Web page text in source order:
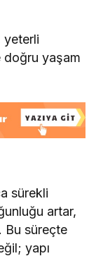
yeterli
doğru yaşam
sürekli
artar,
Bu süreçte
yapı